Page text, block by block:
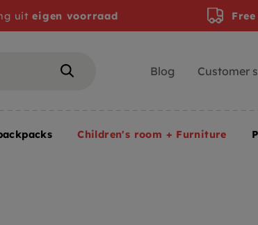
uiteigen voorraad Free
Blog Customer
Children's room + Furniture